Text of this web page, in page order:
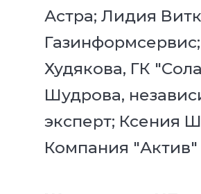
Астра; Лидия
Худякова, ГК
Шудрова,
эксперт; Ксения
Компания "Актив"